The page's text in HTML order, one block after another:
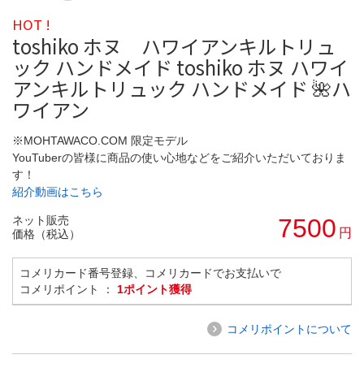
HOT !
toshiko ホヌ ハワイアンキルトリュ
ック ハンドメイド toshiko ホヌ ハワイ
アンキルトリュック ハンドメイド 🌺ハ
ワイアン
※MOHTAWACO.COM 限定モデル
YouTuberの皆様に商品の使い心地などをご紹介いただいておりま
す！
紹介動画はこちら
ネット販売
価格（税込）
7500 円
コメリカード番号登録、コメリカードでお支払いで
コメリポイント ： 1ポイント獲得
コメリポイントについて